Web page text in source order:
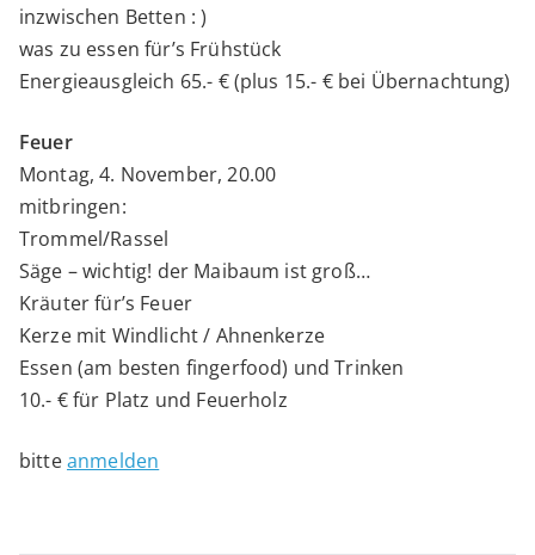
inzwischen Betten : )
was zu essen für’s Frühstück
Energieausgleich 65.- € (plus 15.- € bei Übernachtung)
Feuer
Montag, 4. November, 20.00
mitbringen:
Trommel/Rassel
Säge – wichtig! der Maibaum ist groß…
Kräuter für’s Feuer
Kerze mit Windlicht / Ahnenkerze
Essen (am besten fingerfood) und Trinken
10.- € für Platz und Feuerholz
bitteanmelden